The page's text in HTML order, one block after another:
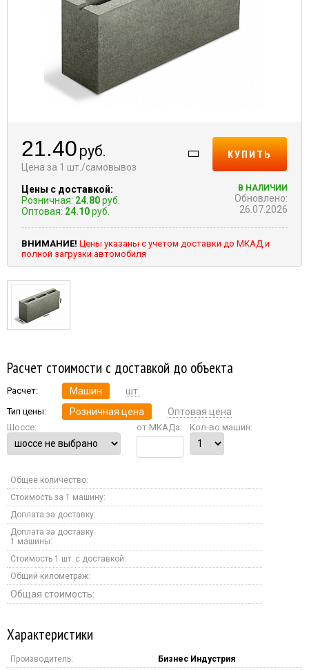
21.40 руб.
Цена за 1 шт./самовывоз
Цены с доставкой:
Розничная: 24.80руб.
Оптовая: 24.10руб.
КУПИТЬ
В НАЛИЧИИ
Обновлено:
26.07.2026
ВНИМАНИЕ! Цены указаны с учетом доставки до МКАД и
полной загрузки автомобиля
Расчет стоимости с доставкой до объекта
Расчет: Машин шт.
Тип цены: Розничная цена Оптовая цена
Шоссе: от МКАДа: Кол-во машин:
Общее количество:
Стоимость за 1 машину:
Доплата за доставку:
Доплата за доставку
1 машины:
Стоимость 1 шт. с доставкой:
Общий километраж:
Общая стоимость:
Характеристики
Производитель:
Бизнес Индустрия